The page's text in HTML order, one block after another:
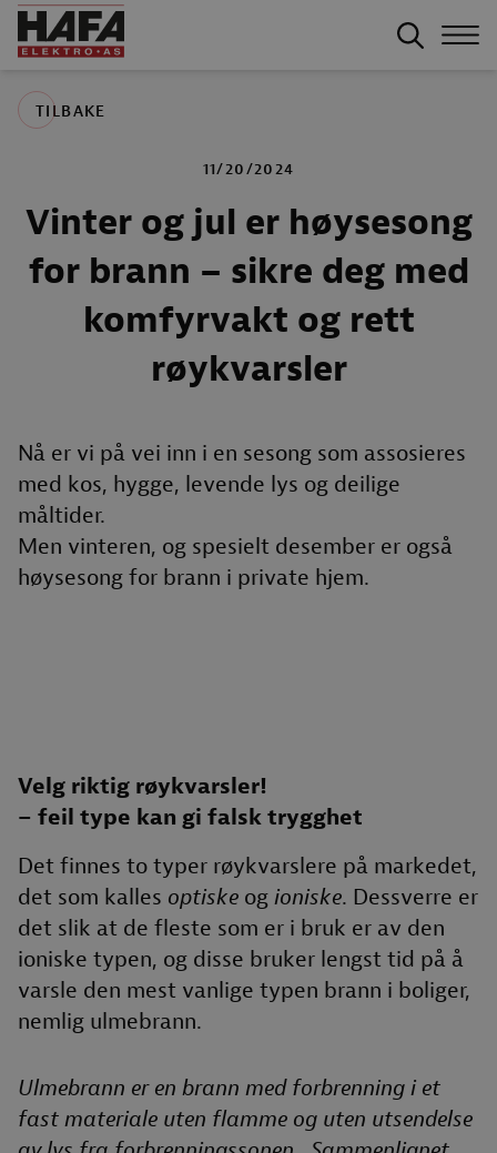
TILBAKE
11/20/2024
Vinter og jul er høysesong
for brann – sikre deg med
komfyrvakt og rett
røykvarsler
Nå er vi på vei inn i en sesong som assosieres
med kos, hygge, levende lys og deilige
måltider.
Men vinteren, og spesielt desember er også
høysesong for brann i private hjem.
Velg riktig røykvarsler!
– feil type kan gi falsk trygghet
Det finnes to typer røykvarslere på markedet,
det som kalles optiske og ioniske. Dessverre er
det slik at de fleste som er i bruk er av den
ioniske typen, og disse bruker lengst tid på å
varsle den mest vanlige typen brann i boliger,
nemlig ulmebrann.
Ulmebrann er en brann med forbrenning i et
fast materiale uten flamme og uten utsendelse